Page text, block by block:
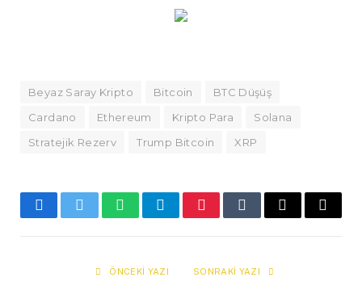
Beyaz Saray Kripto Bitcoin
BTC Düşüş
Cardano
Ethereum Kripto Para
Solana
Stratejik Rezerv
Trump Bitcoin XRP
FacebookTwitterWhatsAppTelegramPinterestTumblrE-
Copy
ÖNCEKI YAZI SONRAKI YAZI